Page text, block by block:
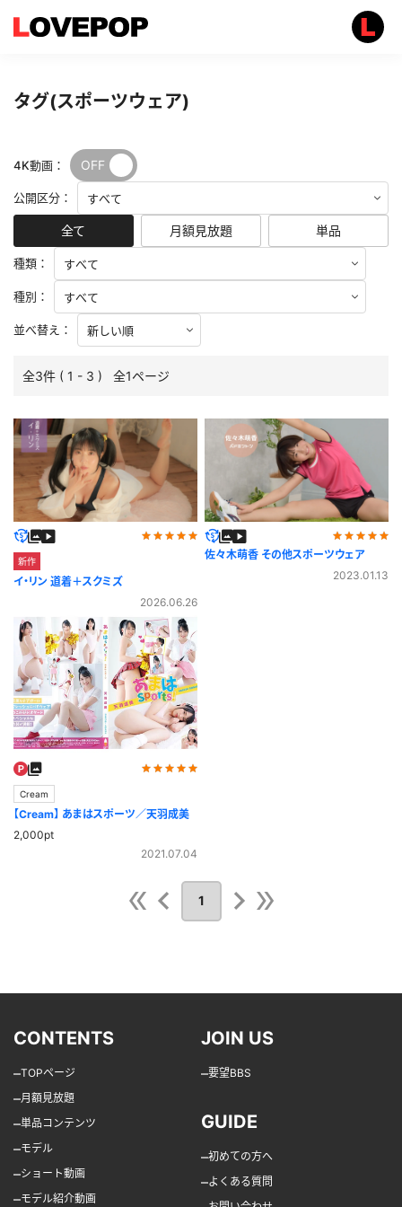
タグ(スポーツウェア)
全て 月額見放題 単品
種類：
種別：
並べ替え：
4K動画： OFF
公開区分：
全3件 ( 1 - 3 ) 全1ページ
新作
イ・リン 道着＋スクミズ
2026.06.26
佐々木萌香 その他スポーツウェア
2023.01.13
Cream
【Cream】 あまはスポーツ／天羽成美
2,000pt
2021.07.04
1
CONTENTS
–TOPページ
–月額見放題
–単品コンテンツ
–モデル
–ショート動画
–モデル紹介動画
JOIN US
–要望BBS
GUIDE
–初めての方へ
–よくある質問